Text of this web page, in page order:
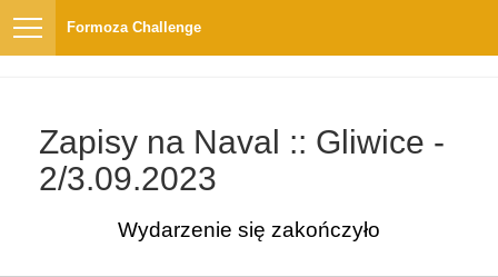
Formoza Challenge
Zapisy na Naval :: Gliwice -
2/3.09.2023
Wydarzenie się zakończyło